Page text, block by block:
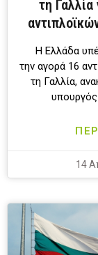
τη Γαλλία
Η Ελλάδα
την αγορά 16
τη Γαλλία,
υπουργός
14